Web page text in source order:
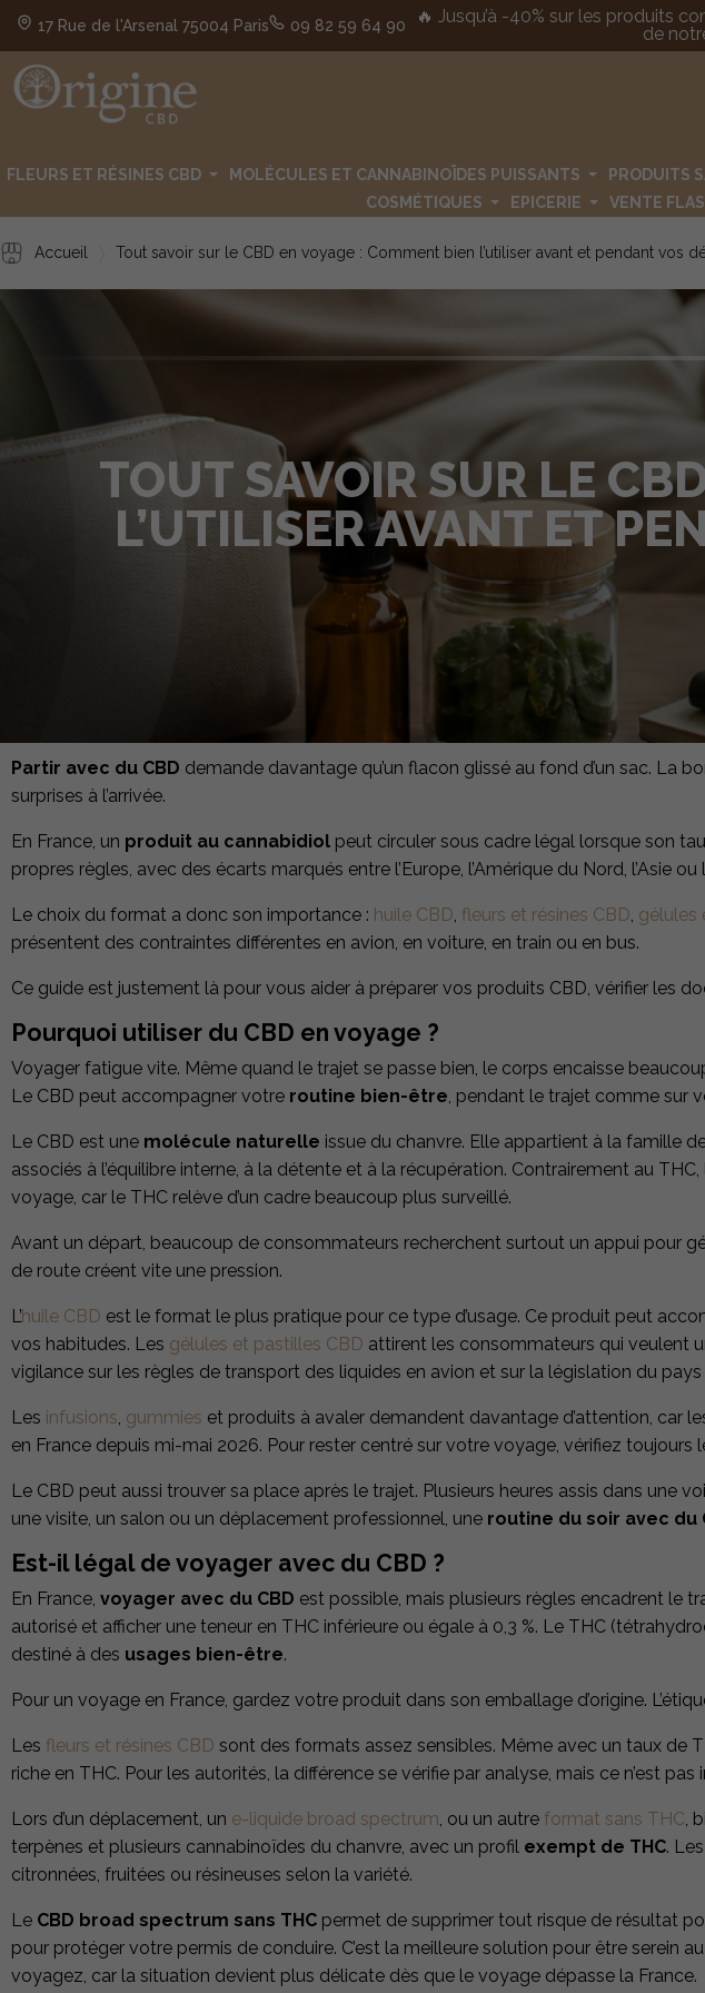
17 Rue de l'Arsenal 75004 Paris 09 82 59 64 90
🔥 Jusqu’à -40% sur les produits
de
FLEURS ET RÉSINES CBD MOLÉCULES ET CANNABINOÏDES PUISSANTS PRODUITS
COSMÉTIQUES
EPICERIE VENTE
Accueil Tout savoir sur le CBD en voyage : Comment bien l’utiliser avant et pendant vos
TOUT SAVOIR SUR LE
L’UTILISER AVANT ET
Partir avec du CBD demande davantage qu’un flacon glissé au fond d’un sac. La
surprises à l’arrivée.
En France, un produit au cannabidiol peut circuler sous cadre légal lorsque son
propres règles, avec des écarts marqués entre l’Europe, l’Amérique du Nord, l’Asie
Le choix du format a donc son importance : huile CBD fleurs et résines CBD gélules
présentent des contraintes différentes en avion, en voiture, en train ou en bus.
Ce guide est justement là pour vous aider à préparer vos produits CBD, vérifier les
Pourquoi utiliser du CBD en voyage ?
Voyager fatigue vite. Même quand le trajet se passe bien, le corps encaisse
Le CBD peut accompagner votre routine bien-être , pendant le trajet comme sur
Le CBD est une molécule naturelle issue du chanvre. Elle appartient à la famille
associés à l’équilibre interne, à la détente et à la récupération. Contrairement au
voyage, car le THC relève d’un cadre beaucoup plus surveillé.
Avant un départ, beaucoup de consommateurs recherchent surtout un appui pour
de route créent vite une pression.
L’huile CBD est le format le plus pratique pour ce type d’usage. Ce produit peut
vos habitudes. Les gélules et pastilles CBD attirent les consommateurs qui veulent
vigilance sur les règles de transport des liquides en avion et sur la législation du
Les infusions gummies et produits à avaler demandent davantage d’attention, car
en France depuis mi-mai 2026. Pour rester centré sur votre voyage, vérifiez
Le CBD peut aussi trouver sa place après le trajet. Plusieurs heures assis dans une
une visite, un salon ou un déplacement professionnel, une routine du soir avec du
Est-il légal de voyager avec du CBD ?
En France, voyager avec du CBD est possible, mais plusieurs règles encadrent le
autorisé et afficher une teneur en THC inférieure ou égale à 0,3 %. Le THC
destiné à des usages bien-être.
Pour un voyage en France, gardez votre produit dans son emballage d’origine.
Les fleurs et résines CBD sont des formats assez sensibles. Même avec un taux de
riche en THC. Pour les autorités, la différence se vérifie par analyse, mais ce n’est
Lors d’un déplacement, un e-liquide broad spectrum , ou un autre format sans THC ,
terpènes et plusieurs cannabinoïdes du chanvre, avec un profil exempt de THC.
citronnées, fruitées ou résineuses selon la variété.
Le CBD broad spectrum sans THC permet de supprimer tout risque de résultat
pour protéger votre permis de conduire. C’est la meilleure solution pour être serein
voyagez, car la situation devient plus délicate dès que le voyage dépasse la France.